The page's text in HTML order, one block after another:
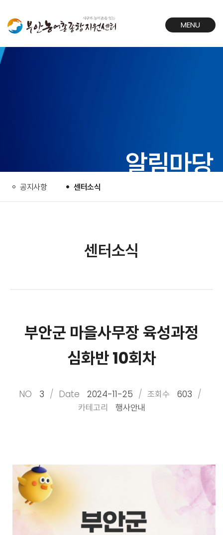
MENU
알림마당
공지사항 센터소식
센터소식
부안군 마을사무장 육성과정
심화반 10회차
NO 3 Date 2024-11-25 조회수
603
카테고리
행사안내